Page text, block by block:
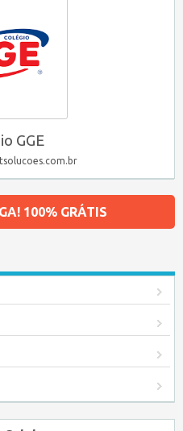
GGE
100% GRÁTIS